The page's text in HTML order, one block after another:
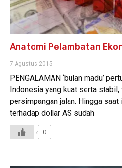
Anatomi Pelambatan
7 Agustus 2015
PENGALAMAN ‘bulan madu’
Indonesia yang kuat serta stabil,
persimpangan jalan. Hingga saat
terhadap dollar AS sudah
0